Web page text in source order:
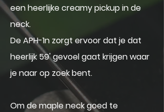
een heerlijke creamy pickup in de
neck.
De APH-1n zorgt ervoor dat je dat
heerlijk 59' gevoel gaat krijgen waar
je naar op zoek bent.
Om de maple neck goed te